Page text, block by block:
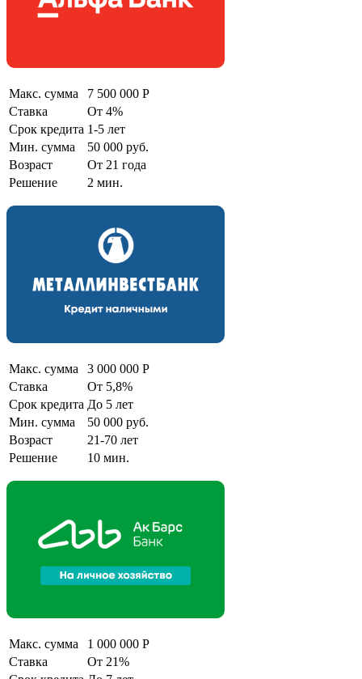
Макс. сумма
7 500 000 Р
Ставка
От 4%
Срок кредита 1-5 лет
Мин. сумма
50 000 руб.
Возраст
От 21 года
Решение
2 мин.
Макс. сумма
3 000 000 Р
Ставка
От 5,8%
Срок кредита До 5 лет
Мин. сумма
50 000 руб.
Возраст
21-70 лет
Решение
10 мин.
Макс. сумма
1 000 000 Р
Ставка
От 21%